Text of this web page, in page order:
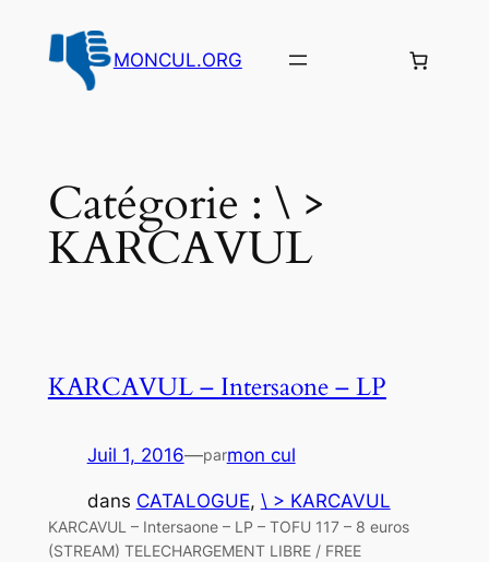
contenu
MONCUL.ORG
Catégorie : \ >
KARCAVUL
KARCAVUL – Intersaone – LP
Juil 1, 2016—parmon cul
dans CATALOGUE, \ > KARCAVUL
KARCAVUL – Intersaone – LP – TOFU 117 – 8 euros
(STREAM) TELECHARGEMENT LIBRE / FREE